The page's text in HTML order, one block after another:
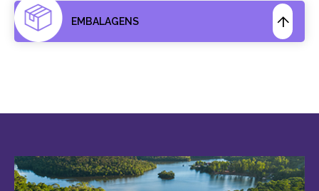
EMBALAGENS